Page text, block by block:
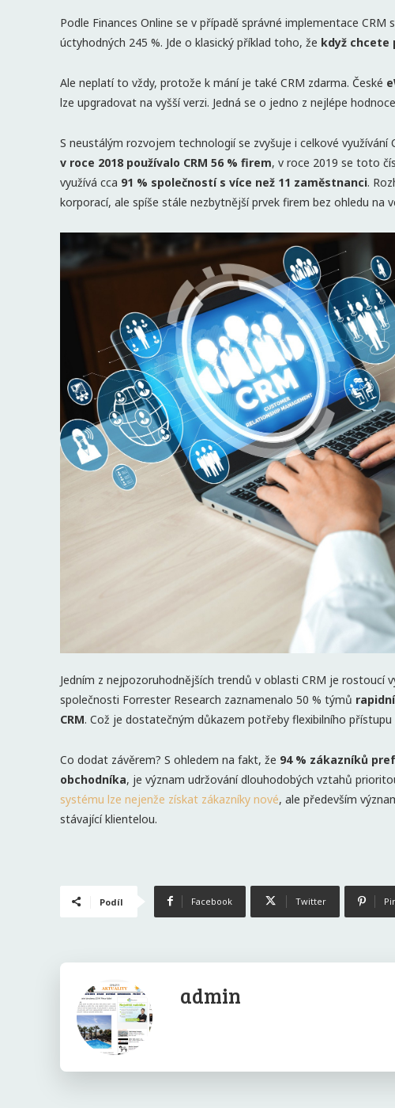
Podle Finances Online se v případě správné implementace
úctyhodných 245 %. Jde o klasický příklad toho, že když chcete
Ale neplatí to vždy, protože k mání je také CRM zdarma. České
lze upgradovat na vyšší verzi. Jedná se o jedno z nejlépe
S neustálým rozvojem technologií se zvyšuje i celkové
v roce 2018 používalo CRM 56 % firem, v roce 2019 se toto
využívá cca 91 % společností s více než 11 zaměstnanci.
korporací, ale spíše stále nezbytnější prvek firem bez ohledu na
Jedním z nejpozoruhodnějších trendů v oblasti CRM je rostoucí
společnosti Forrester Research zaznamenalo 50 % týmů
CRM. Což je dostatečným důkazem potřeby flexibilního
Co dodat závěrem? S ohledem na fakt, že 94 % zákazníků
obchodníka, je význam udržování dlouhodobých vztahů
systému lze nejenže získat zákazníky nové, ale především
stávající klientelou.
Podíl Facebook Twitter
admin